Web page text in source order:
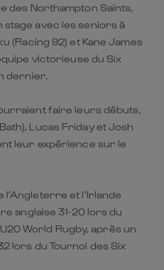
des Northampton Saints,
avec les seniors à
(Racing 92) et Kane James
victorieuse du Six
dernier.
faire leurs débuts,
Lucas Friday et Josh
leur expérience sur le
et l’Irlande
anglaise 31-20 lors du
World Rugby, après un
lors du Tournoi des Six